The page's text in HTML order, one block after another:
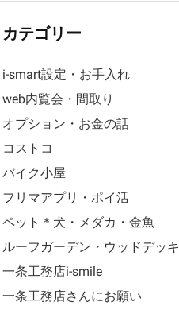
カテゴリー
i-smart設定・お手入れ
web内覧会・間取り
オプション・お金の話
コストコ
バイク小屋
フリマアプリ・ポイ活
ペット＊犬・メダカ・金魚
ルーフガーデン・ウッドデッキ
一条工務店i-smile
一条工務店さんにお願い